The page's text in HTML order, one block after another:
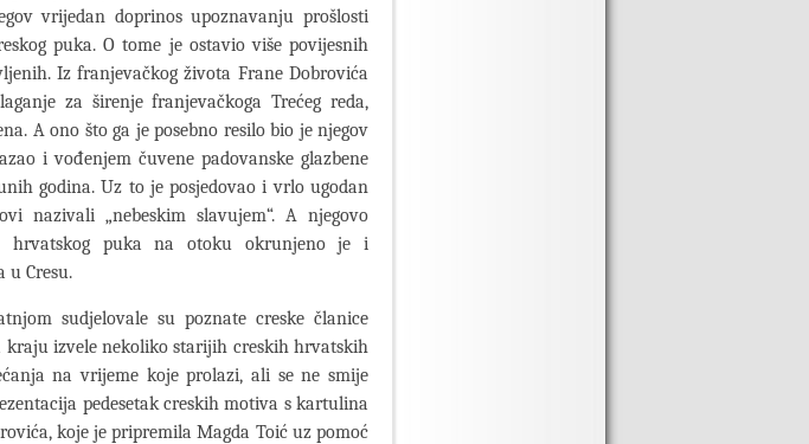
vrijedan doprinos upoznavanju prošlosti
puka. O tome je ostavio više povijesnih
Iz franjevačkog života Frane Dobrovića
za širenje franjevačkoga Trećeg reda,
A ono što ga je posebno resilo bio je njegov
i vođenjem čuvene padovanske glazbene
godina. Uz to je posjedovao i vrlo ugodan
nazivali „nebeskim slavujem“. A njegovo
hrvatskog puka na otoku okrunjeno je i
u Cresu.
sudjelovale su poznate creske članice
kraju izvele nekoliko starijih creskih hrvatskih
na vrijeme koje prolazi, ali se ne smije
pedesetak creskih motiva s kartulina
koje je pripremila Magda Toić uz pomoć